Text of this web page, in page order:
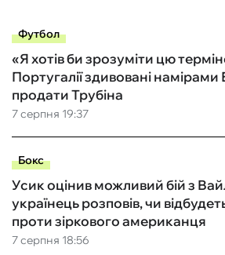
Футбол
7 серпня 19:37
«Я хотів би зрозуміти цю
Португалії здивовані намірами
продати Трубіна
Бокс
7 серпня 18:56
Усик оцінив можливий бій з
українець розповів, чи
проти зіркового американця